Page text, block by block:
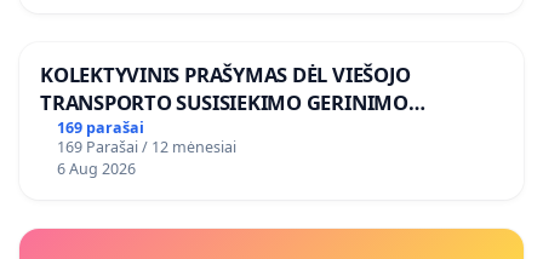
KOLEKTYVINIS PRAŠYMAS DĖL VIEŠOJO
TRANSPORTO SUSISIEKIMO GERINIMO
VOSYLIUKŲ KAIME
169 parašai
169 Parašai / 12 mėnesiai
6 Aug 2026